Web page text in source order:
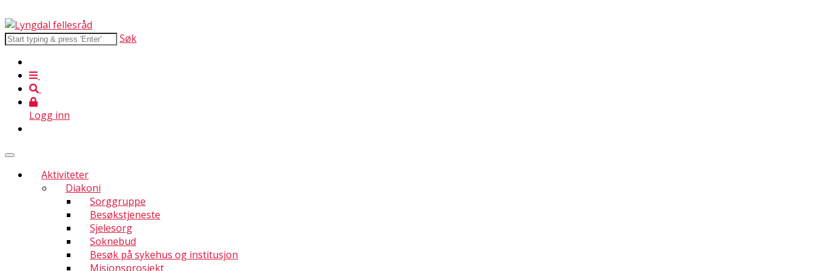
Søk
Logg inn
Aktiviteter
Diakoni
Sorggruppe
Besøkstjeneste
Sjelesorg
Soknebud
Besøk på sykehus og institusjon
Misjonsprosjekt